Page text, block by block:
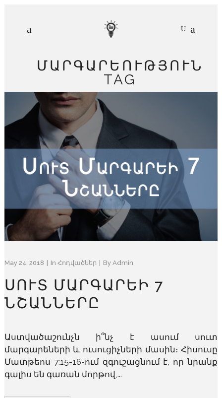
ՄԱՐԳԱՐԵՈՒԹՅՈՒՆ
TAG
May 24, 2018 In Հոդվածներ By Admin
ՍՈՒՏ ՄԱՐԳԱՐԵԻ 7
ՆՇԱՆՆԵՐԸ
Աստվածաշունչն ի՞նչ է ասում սուտ
մարգարեների և ուսուցիչների մասին։ Հիսուսը
Մատթեոս 7:15-16-ում զգուշացնում է, որ նրանք
գալիս են գառան մորթով,...